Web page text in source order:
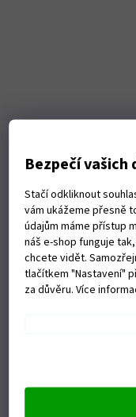
Bezpečí vašich
Stačí odkliknout
vám ukážeme přesně
údajům máme přístup
náš e-shop funguje
chcete vidět.
tlačítkem "Nastavení"
za důvěru. Více
Čepice
Hezká a měkká čepice
chladných dnů. Jedna